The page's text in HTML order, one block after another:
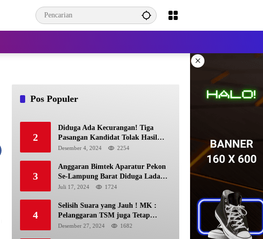
×
Pos Populer
2
Diduga Ada Kecurangan! Tiga
Pasangan Kandidat Tolak Hasil
Pilkada Kerinci 2024
Desember 4, 2024 2254
3
Anggaran Bimtek Aparatur Pekon
Se-Lampung Barat Diduga Ladang
Korupsi Buat Makan Anak Istri
Juli 17, 2024 1724
4
Selisih Suara yang Jauh ! MK :
Pelanggaran TSM juga Tetap
Mengacu pada Prinsip Keadilan
Desember 27, 2024 1682